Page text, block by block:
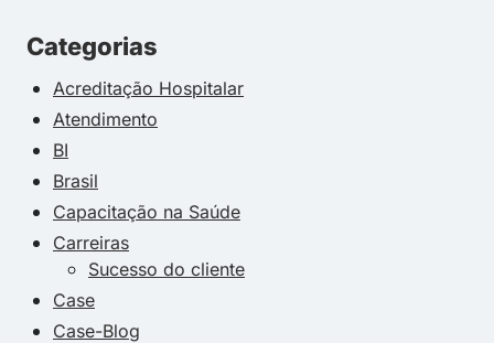
Categorias
Acreditação Hospitalar
Atendimento
BI
Brasil
Capacitação na Saúde
Carreiras
Sucesso do cliente
Case
Case-Blog